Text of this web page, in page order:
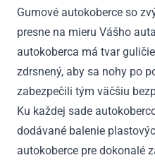
Gumové autokoberce so
presne na mieru Vášho
autokoberca má tvar
zdrsnený, aby sa nohy po
zabezpečili tým väčšiu
Ku každej sade
dodávané balenie
autokoberce pre dokonalé